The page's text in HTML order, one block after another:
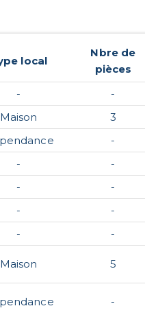
local
Nbre de
pièces
-
-
Maison
3
-
-
-
-
-
-
-
- -
Maison 5
-